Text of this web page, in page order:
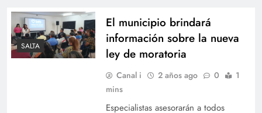
SALTA
El municipio brindará
información sobre la nueva
ley de moratoria
Canal i 2 años ago 0
1
mins
Especialistas asesorarán a todos